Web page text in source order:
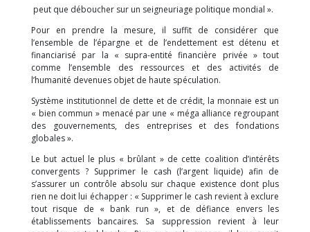
peut que déboucher sur un seigneuriage politique mondial ».
Pour en prendre la mesure, il suffit de considérer que
l’ensemble de l’épargne et de l’endettement est détenu et
financiarisé par la « supra-entité financière privée » tout
comme l’ensemble des ressources et des activités de
l’humanité devenues objet de haute spéculation.
Système institutionnel de dette et de crédit, la monnaie est un
« bien commun » menacé par une « méga alliance regroupant
des gouvernements, des entreprises et des fondations
globales ».
Le but actuel le plus « brûlant » de cette coalition d’intérêts
convergents ? Supprimer le cash (l’argent liquide) afin de
s’assurer un contrôle absolu sur chaque existence dont plus
rien ne doit lui échapper : « Supprimer le cash revient à exclure
tout risque de « bank run », et de défiance envers les
établissements bancaires. Sa suppression revient à leur